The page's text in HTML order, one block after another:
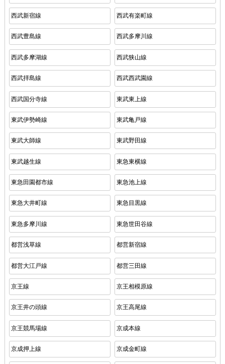
西武新宿線 西武有楽町線
西武豊島線 西武多摩川線
西武多摩湖線 西武狭山線
西武拝島線 西武西武園線
西武国分寺線 東武東上線
東武伊勢崎線 東武亀戸線
東武大師線 東武野田線
東武越生線 東急東横線
東急田園都市線 東急池上線
東急大井町線 東急目黒線
東急多摩川線 東急世田谷線
都営浅草線 都営新宿線
都営大江戸線 都営三田線
京王線 京王相模原線
京王井の頭線 京王高尾線
京王競馬場線 京成本線
京成押上線 京成金町線